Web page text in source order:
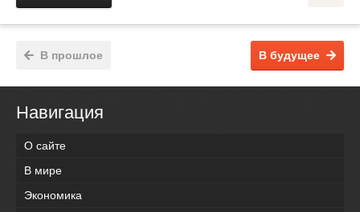
В будущее
В прошлое
Навигация
О сайте
В мире
Экономика